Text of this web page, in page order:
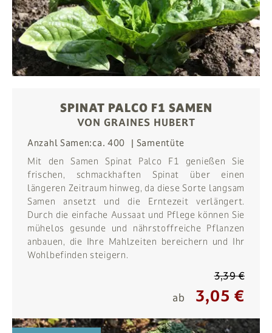
SPINAT PALCO F1 SAMEN
VON GRAINES HUBERT
Anzahl Samen:ca. 400
Samentüte
Mit den Samen Spinat Palco F1 genießen Sie
frischen, schmackhaften Spinat über einen
längeren Zeitraum hinweg, da diese Sorte langsam
Samen ansetzt und die Erntezeit verlängert.
Durch die einfache Aussaat und Pflege können Sie
mühelos gesunde und nährstoffreiche Pflanzen
anbauen, die Ihre Mahlzeiten bereichern und Ihr
Wohlbefinden steigern.
3,39 €
ab
3,05 €